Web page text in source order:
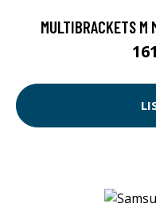
MULTIBRACKETS M